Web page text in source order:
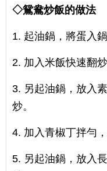
◇鴛鴦炒飯的做法
1. 起油鍋，將蛋入
2. 加入米飯快速翻
3. 另起油鍋，放入
炒。
4. 加入青椒丁拌勻
5. 另起油鍋，放入